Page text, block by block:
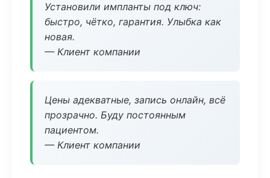
Установили импланты под ключ:
быстро, чётко, гарантия. Улыбка как
новая.
— Клиент компании
Цены адекватные, запись онлайн, всё
прозрачно. Буду постоянным
пациентом.
— Клиент компании